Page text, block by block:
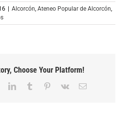
Alcorcón, Ateneo Popular de Alcorcón,
Choose Your Platform!
LinkedInTumblr Pinterest
Vk
Correo